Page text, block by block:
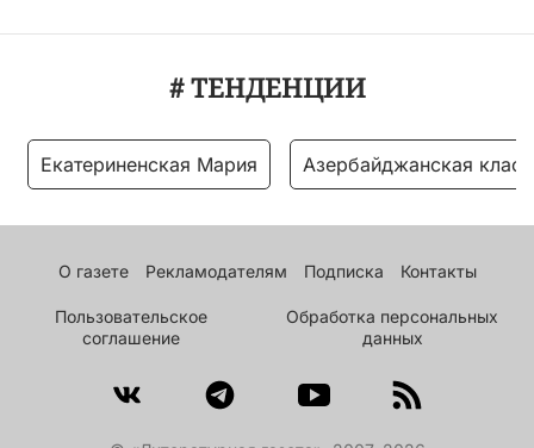
# ТЕНДЕНЦИИ
Екатериненская Мария Азербайджанская
О газете Рекламодателям Подписка Контакты
Пользовательское
соглашение
Обработка персональных
данных